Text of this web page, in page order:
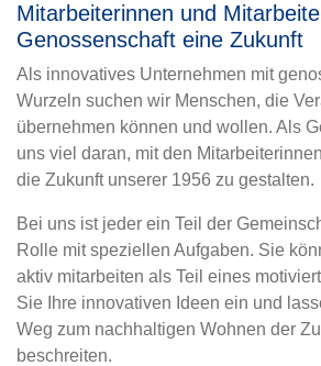
Mitarbeiterinnen und
Genossenschaft eine Zukunft
Als innovatives Unternehmen mit
Wurzeln suchen wir Menschen, die
übernehmen können und wollen. Als
uns viel daran, mit den
die Zukunft unserer 1956 zu gestalten.
Bei uns ist jeder ein Teil der
Rolle mit speziellen Aufgaben. Sie
aktiv mitarbeiten als Teil eines
Sie Ihre innovativen Ideen ein und
Weg zum nachhaltigen Wohnen der
beschreiten.